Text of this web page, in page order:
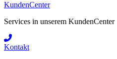
KundenCenter
Services in unserem KundenCenter
Kontakt